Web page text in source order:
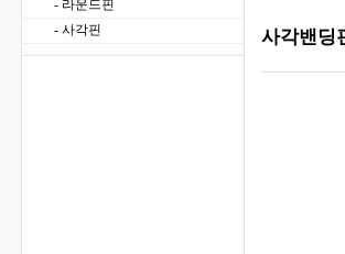
- 라운드핀
- 사각핀
사각밴딩